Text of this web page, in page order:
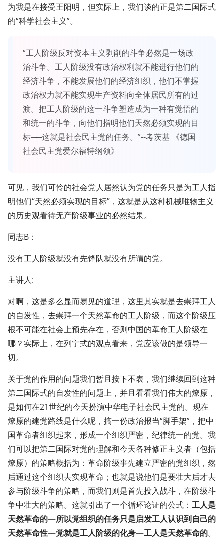
为我是在接受王阳明，但实际上，我们谈的正是第二国际式
的“科学社会主义”。
“工人阶级反对资本主义剥削的斗争必然是一场政
治斗争。工人阶级没有政治权利就不能进行他们的
经济斗争，不能发展他们的经济组织，他们不掌握
政治权力就不能实现生产资料向全体居民所有的过
渡。把工人阶级的这一斗争塑造成为一种有觉悟的
和统一的斗争，向他们指明他们天然必须实现的目
标──这就是社会民主党的任务。”--考茨基 《德国
社会民主党爱尔福特纲领》
可见，我们可怜的社会党人居然认为党的任务只是为工人指
明他们“天然必须实现的目标”，这就是从这种机械唯物主义
的历史观看待无产阶级事业的必然结果。
同志B：
没有工人阶级就没有先锋队就没有所谓的党。
主讲人:
对啊，这是多么显而易见的道理，这里其实就是去崇拜工人
的自发性，去崇拜一个天然革命的工人阶级，而这个阶级压
根不可能在社会上预先存在，否则中国的革命工人阶级在
哪？实际上，在列宁式的观点看来，党应该做的是领导一
切。
关于党的作用的问题我们暂且按下不表，我们继续回到这种
第二国际式的自发性的问题上，并且看看我们伟大的燎原，
是如何在21世纪的今天扮演中华电子社会民主党的。现在
燎原的建党路线是什么呢，搞一份政治报当“脚手架”，把中
国革命者组织起来，形成一个组织严密，纪律统一的党。我
们可以把第二国际对党的理解和今天各种修正主义者（包括
燎原）的策略概括为：革命阶级事先建立严密的党组织，然
后通过这个组织去实现革命；也就是说他们是要壮大后才去
参与阶级斗争的策略，而我们则是首先投入战斗，在阶级斗
争中壮大的策略。这就引出了一个循环论证的公式： 工人是
天然革命的—所以党组织的任务只是启发工人认识到自己的
天然革命性—党就是工人阶级的化身—工人是天然革命的。